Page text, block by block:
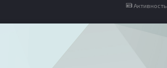
Активность